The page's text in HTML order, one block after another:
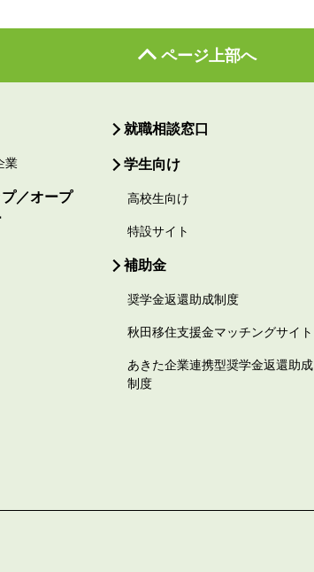
ページ上部へ
業
／オープ
就職相談窓口
学生向け
高校生向け
特設サイト
補助金
奨学金返還助成制度
秋田移住支援金マッチングサイト
あきた企業連携型奨学金返還助成
制度